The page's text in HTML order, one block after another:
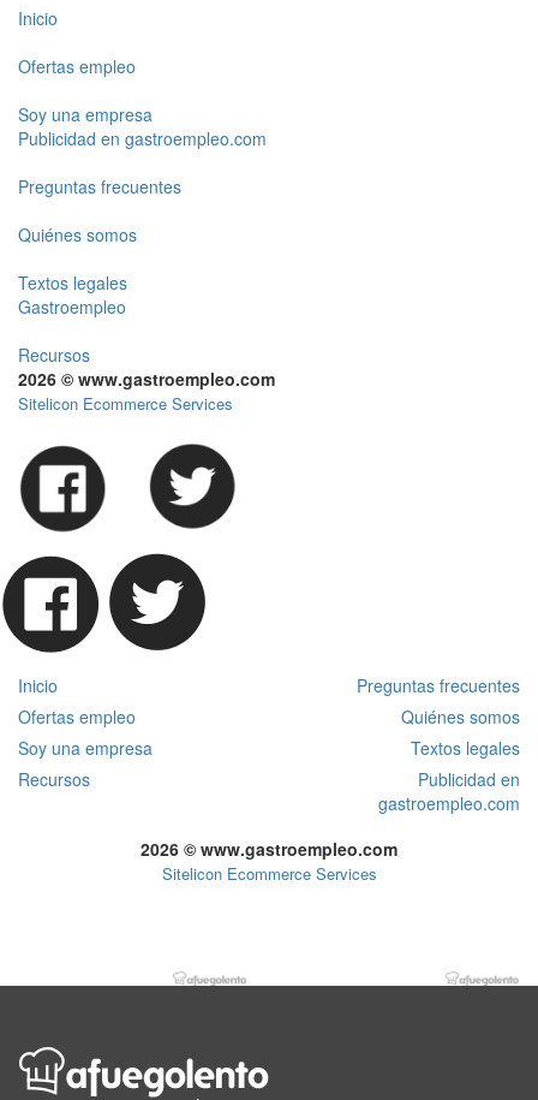
Inicio
Ofertas empleo
Soy una empresa
Publicidad en gastroempleo.com
Preguntas frecuentes
Quiénes somos
Textos legales
Gastroempleo
Recursos
2026 © www.gastroempleo.com
Sitelicon Ecommerce Services
Inicio
Preguntas frecuentes
Ofertas empleo
Quiénes somos
Soy una empresa
Textos legales
Recursos
Publicidad en
gastroempleo.com
2026 © www.gastroempleo.com
Sitelicon Ecommerce Services